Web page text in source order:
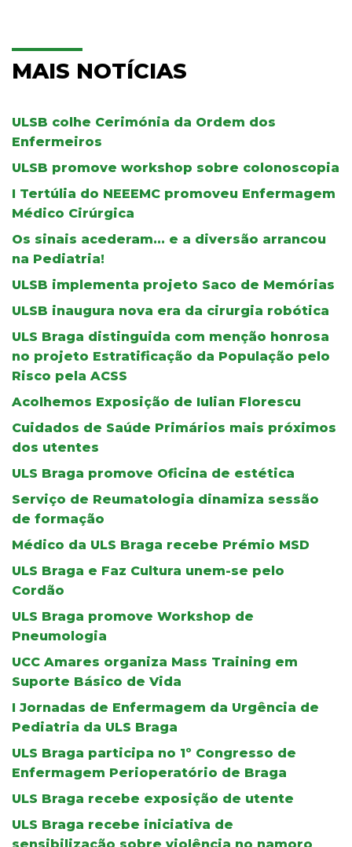
MAIS NOTÍCIAS
ULSB colhe Cerimónia da Ordem dos
Enfermeiros
ULSB promove workshop sobre colonoscopia
I Tertúlia do NEEEMC promoveu Enfermagem
Médico Cirúrgica
Os sinais acederam... e a diversão arrancou
na Pediatria!
ULSB implementa projeto Saco de Memórias
ULSB inaugura nova era da cirurgia robótica
ULS Braga distinguida com menção honrosa
no projeto Estratificação da População pelo
Risco pela ACSS
Acolhemos Exposição de Iulian Florescu
Cuidados de Saúde Primários mais próximos
dos utentes
ULS Braga promove Oficina de estética
Serviço de Reumatologia dinamiza sessão
de formação
Médico da ULS Braga recebe Prémio MSD
ULS Braga e Faz Cultura unem-se pelo
Cordão
ULS Braga promove Workshop de
Pneumologia
UCC Amares organiza Mass Training em
Suporte Básico de Vida
I Jornadas de Enfermagem da Urgência de
Pediatria da ULS Braga
ULS Braga participa no 1º Congresso de
Enfermagem Perioperatório de Braga
ULS Braga recebe exposição de utente
ULS Braga recebe iniciativa de
sensibilização sobre violência no namoro